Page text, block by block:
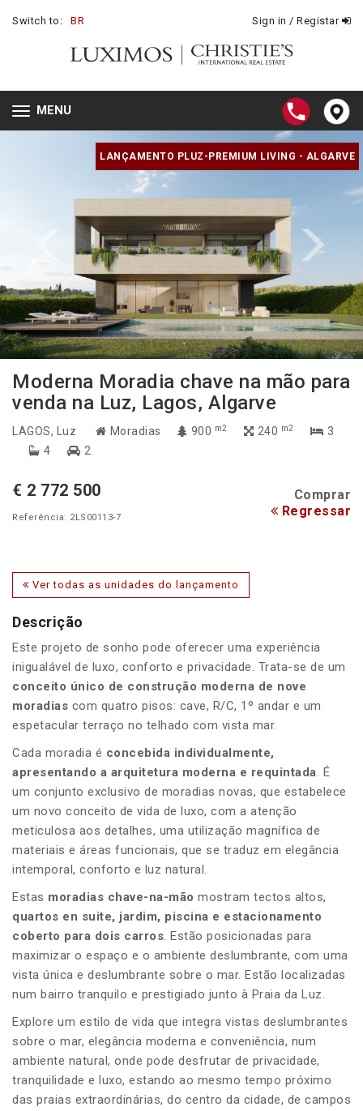
Switch to: BR Sign in / Registar
Toggle
navigation
MENU
LANÇAMENTO PLUZ-PREMIUM LIVING - ALGARVE
Moderna Moradia chave na mão para
venda na Luz, Lagos, Algarve
LAGOS, Luz Moradias 900 m2 240 m2
3
4
2
€ 2 772 500 Comprar
Referência: 2LS00113-7 Regressar
Ver todas as unidades do lançamento
Descrição
Este projeto de sonho pode oferecer uma experiência
inigualável de luxo, conforto e privacidade. Trata-se de um
conceito único de construção moderna de nove
moradias com quatro pisos: cave, R/C, 1º andar e um
espetacular terraço no telhado com vista mar.
Cada moradia é concebida individualmente,
apresentando a arquitetura moderna e requintada. É
um conjunto exclusivo de moradias novas, que estabelece
um novo conceito de vida de luxo, com a atenção
meticulosa aos detalhes, uma utilização magnífica de
materiais e áreas funcionais, que se traduz em elegância
intemporal, conforto e luz natural.
Estas moradias chave-na-mão mostram tectos altos,
quartos en suite, jardim, piscina e estacionamento
coberto para dois carros. Estão posicionadas para
maximizar o espaço e o ambiente deslumbrante, com uma
vista única e deslumbrante sobre o mar. Estão localizadas
num bairro tranquilo e prestigiado junto à Praia da Luz.
Explore um estilo de vida que integra vistas deslumbrantes
sobre o mar, elegância moderna e conveniência, num
ambiente natural, onde pode desfrutar de privacidade,
tranquilidade e luxo, estando ao mesmo tempo próximo
das praias extraordinárias, do centro da cidade, de campos